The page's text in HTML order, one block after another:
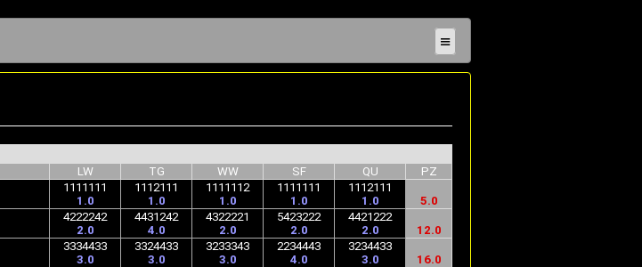
≡
LW TG WW SF QU
PZ
1111111
1.0
1112111
1.0
1111112
1.0
1111111
1.0
1112111
1.0
5.0
4222242
2.0
4431242
4.0
4322221
2.0
5423222
2.0
4421222
2.0
12.0
3334433
3.0
3324433
3.0
3233343
3.0
2234443
4.0
3234433
3.0
16.0